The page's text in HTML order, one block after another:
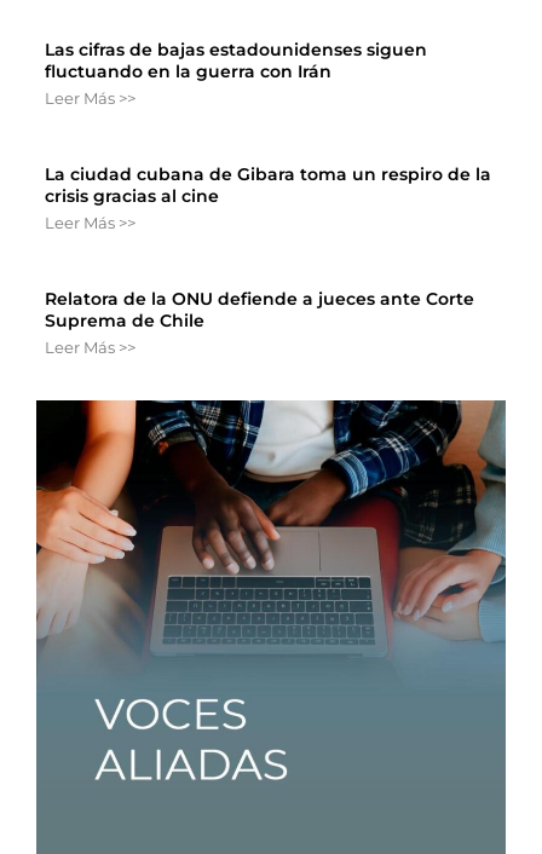
Las cifras de bajas estadounidenses siguen
fluctuando en la guerra con Irán
Leer Más >>
La ciudad cubana de Gibara toma un respiro de la
crisis gracias al cine
Leer Más >>
Relatora de la ONU defiende a jueces ante Corte
Suprema de Chile
Leer Más >>